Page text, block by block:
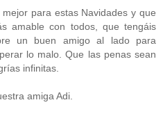
para estas Navidades y que
amable con todos, que tengáis
un buen amigo al lado para
lo malo. Que las penas sean
infinitas.
amiga Adi.